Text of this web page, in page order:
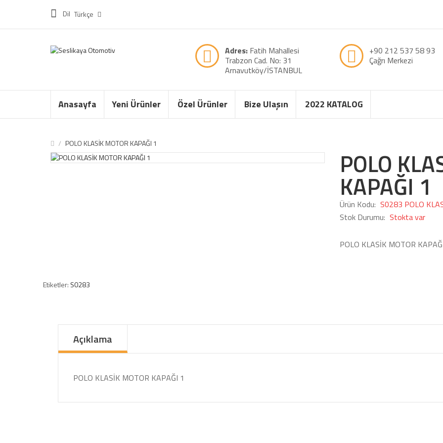
Dil Türkçe
Adres:Fatih Mahallesi
Trabzon Cad. No: 31
Arnavutköy/İSTANBUL
+90 212 537 58 93
Çağrı Merkezi
Anasayfa Yeni Ürünler Özel Ürünler Bize Ulaşın 2022 KATALOG
POLO KLASİK MOTOR KAPAĞI 1
POLO
KAPAĞI 1
Ürün Kodu: S0283 POLO
Stok Durumu: Stokta var
POLO KLASİK MOTOR
Etiketler: S0283
Açıklama
POLO KLASİK MOTOR KAPAĞI 1